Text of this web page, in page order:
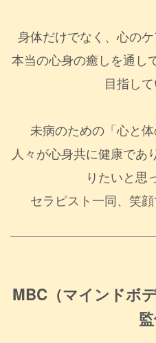
身体だけでなく、心のケ
本当の心身の癒しを通し
目指して
未病のための「心と体
人々が心身共に健康であ
りたいと思
セラピスト一同、笑
MBC（マインドボ